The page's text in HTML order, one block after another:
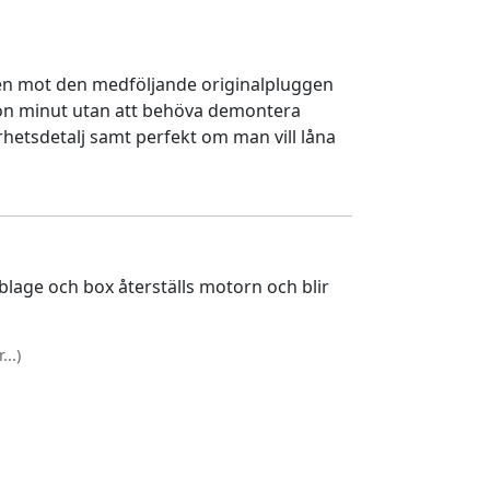
mot den medföljande originalpluggen
minut utan att behöva demontera
samt perfekt om man vill låna
och box återställs motorn och blir